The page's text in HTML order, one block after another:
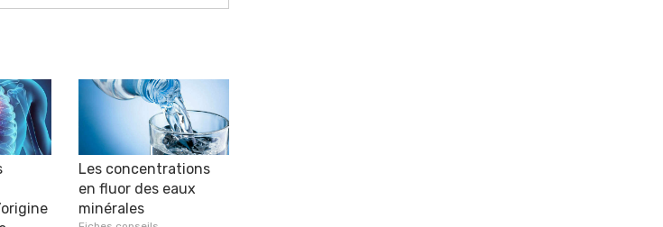
Les concentrations
en fluor des eaux
minérales